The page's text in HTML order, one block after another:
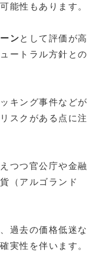
能性もあります。
ンとして評価が高
ートラル方針との
キング事件などが
スクがある点に注
つつ官公庁や金融
（アルゴランド
過去の価格低迷な
実性を伴います。